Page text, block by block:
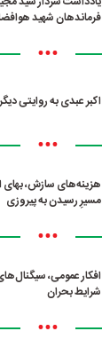
فرماندهان شهید
•••
اکبر عبدی به روایتی دیگر
•••
هزینه‌های سازش، بهای
مسیرِ رسیدن به پیروزی
•••
افکار عمومی،
شرایط بحران
•••